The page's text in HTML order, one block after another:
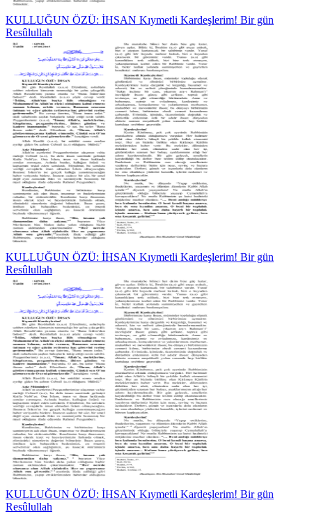
KULLUĞUN ÖZÜ: İHSAN Kıymetli Kardeşlerim! Bir gün
Resûlullah
KULLUĞUN ÖZÜ: İHSAN Kıymetli Kardeşlerim! Bir gün
Resûlullah
KULLUĞUN ÖZÜ: İHSAN Kıymetli Kardeşlerim! Bir gün
Resûlullah